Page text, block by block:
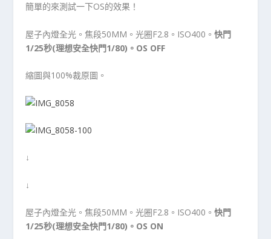
簡單的來測試一下OS的效果！
屋子內燈全光。焦段50MM。光圈F2.8。ISO400。快門
1/25秒(理想安全快門1/80)。OS OFF
縮圖與100%裁原圖。
↓
↓
屋子內燈全光。焦段50MM。光圈F2.8。ISO400。快門
1/25秒(理想安全快門1/80)。OS ON